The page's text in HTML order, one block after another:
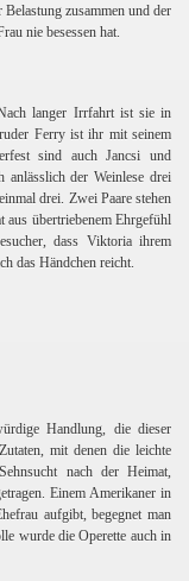
zusammen und der
nie besessen hat.
langer Irrfahrt ist sie in
Ferry ist ihr mit seinem
sind auch Jancsi und
der Weinlese drei
drei. Zwei Paare stehen
übertriebenem Ehrgefühl
dass Viktoria ihrem
das Händchen reicht.
Handlung, die dieser
mit denen die leichte
nach der Heimat,
Einem Amerikaner in
aufgibt, begegnet man
wurde die Operette auch in